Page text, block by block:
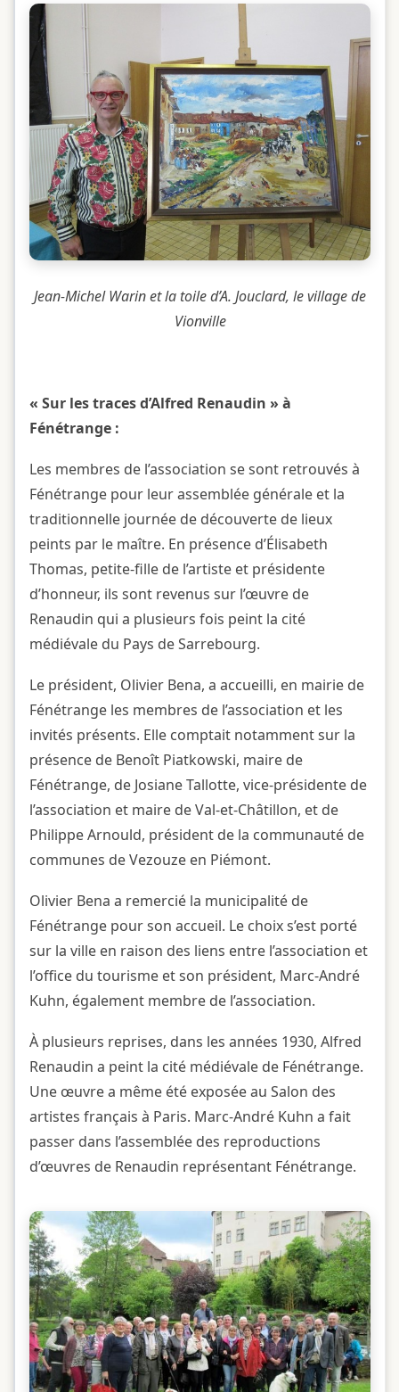
Jean-Michel Warin et la toile d’A. Jouclard, le village de
Vionville
« Sur les traces d’Alfred Renaudin » à
Fénétrange :
Les membres de l’association se sont retrouvés à
Fénétrange pour leur assemblée générale et la
traditionnelle journée de découverte de lieux
peints par le maître. En présence d’Élisabeth
Thomas, petite-fille de l’artiste et présidente
d’honneur, ils sont revenus sur l’œuvre de
Renaudin qui a plusieurs fois peint la cité
médiévale du Pays de Sarrebourg.
Le président, Olivier Bena, a accueilli, en mairie de
Fénétrange les membres de l’association et les
invités présents. Elle comptait notamment sur la
présence de Benoît Piatkowski, maire de
Fénétrange, de Josiane Tallotte, vice-présidente de
l’association et maire de Val-et-Châtillon, et de
Philippe Arnould, président de la communauté de
communes de Vezouze en Piémont.
Olivier Bena a remercié la municipalité de
Fénétrange pour son accueil. Le choix s’est porté
sur la ville en raison des liens entre l’association et
l’office du tourisme et son président, Marc-André
Kuhn, également membre de l’association.
À plusieurs reprises, dans les années 1930, Alfred
Renaudin a peint la cité médiévale de Fénétrange.
Une œuvre a même été exposée au Salon des
artistes français à Paris. Marc-André Kuhn a fait
passer dans l’assemblée des reproductions
d’œuvres de Renaudin représentant Fénétrange.